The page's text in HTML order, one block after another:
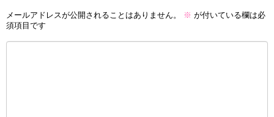
メールアドレスが公開されることはありません。 ※ が付いている欄は必
須項目です